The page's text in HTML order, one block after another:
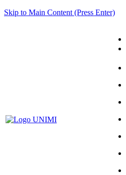
Skip to Main Content (Press Enter)